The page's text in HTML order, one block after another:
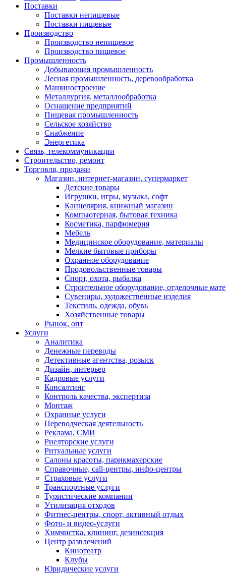
Поставки
Поставки непищевые
Поставки пищевые
Производство
Производство непищевое
Производство пищевое
Промышленность
Добывающая промышленность
Лесная промышленность, деревообработка
Машиностроение
Металлургия, металлообработка
Оснащение предприятий
Пищевая промышленность
Сельское хозяйство
Снабжение
Энергетика
Связь, телекоммуникации
Строительство, ремонт
Торговля, продажи
Магазин, интернет-магазин, супермаркет
Детские товары
Игрушки, игры, музыка, софт
Канцелярия, книжный магазин
Компьютерная, бытовая техника
Косметика, парфюмерия
Мебель
Медицинское оборудование, материалы
Мелкие бытовые приборы
Охранное оборудование
Продовольственные товары
Спорт, охота, рыбалка
Строительное оборудование, отделочные
Сувениры, художественные изделия
Текстиль, одежда, обувь
Хозяйственные товары
Рынок, опт
Услуги
Аналитика
Денежные переводы
Детективные агентства, розыск
Дизайн, интерьер
Кадровые услуги
Консалтинг
Контроль качества, экспертиза
Монтаж
Охранные услуги
Переводческая деятельность
Реклама, СМИ
Риелторские услуги
Ритуальные услуги
Салоны красоты, парикмахерские
Справочные, call-центры, инфо-центры
Страховые услуги
Транспортные услуги
Туристические компании
Утилизация отходов
Фитнес-центры, спорт, активный отдых
Фото- и видео-услуги
Химчистка, клининг, дезинсекция
Центр развлечений
Кинотеатр
Клубы
Юридические услуги